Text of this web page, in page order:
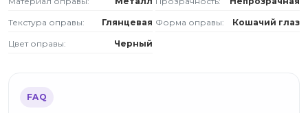
Текстура оправы: Глянцевая Форма оправы: Кошачий глаз
Цвет оправы: Черный
FAQ